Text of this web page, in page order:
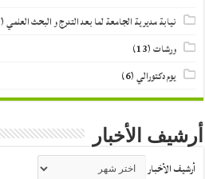
نيابة مديرية الجامعة لما بعد التدرج و البحث العلمي(277)
ورشات(13)
يوم دكتورالي(6)
أرشيف الأخبار
أرشيف الأخبار